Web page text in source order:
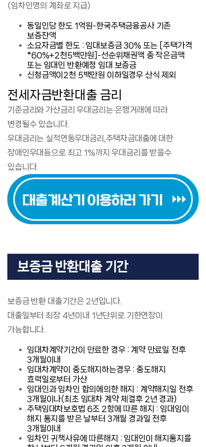
(임차인명의 계좌로 지급)
동일인당 한도 1억원-한국주택금융공사 기존
보증잔액
소요자금별 한도 : 임대보증금 30% 또는 [주택가격
*60%+2천5백만원]-선순위채권액 중 작은금액
또는 임대인 반환예정 임대 보증금
신청금액이2천 5백만원 이하일경우 산식 제외
전세자금반환대출 금리
기준금리와 가산금리 우대금리는 은행거래에 따라
변경될수 있습니다.
우대금리는 실적연동우대금리,주택자금대출에 대한
장애인우대등으로 최고 1%까지 우대금리를 받을수
있습니다.
보증금 반환대출 기간
보증금 반환 대출기간은 2년입니다.
대출일부터 최장 4년이내 1년단위로 기한연장이
가능합니다.
임대차계약기간이 만료한 경우 : 계약 만료일 전후
3개월이내
임대차계약이 중도해지하는경우 : 중도해지
효력일로부터 가산
임대인과 임차인 합의에의한 해지 : 계약해지일 전후
3개월이나(최초 임대차 계약 체결후 2년 경과)
주택임대차보호법 6조 2항에 따른 해지 : 임대임이
해지 통지를 받은 날부터 3개월 경과일 전후
3개월이내
임차인 귀책사유에 따른해지 : 임대인이 해지통지를